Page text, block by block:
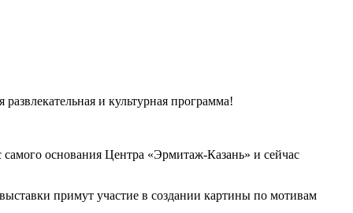
и культурная программа!
основания Центра «Эрмитаж-Казань» и сейчас
примут участие в создании картины по мотивам